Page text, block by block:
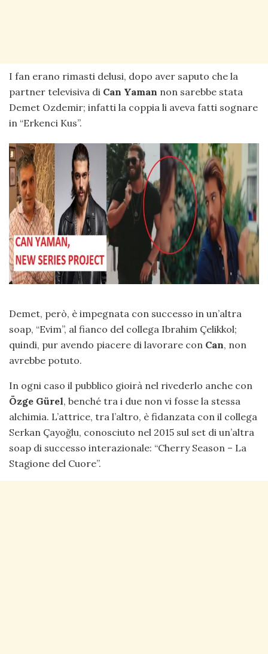
I fan erano rimasti delusi, dopo aver saputo che la
partner televisiva di Can Yaman non sarebbe stata
Demet Ozdemir; infatti la coppia li aveva fatti sognare
in “Erkenci Kus”.
Demet, però, è impegnata con successo in un’altra
soap, “Evim”, al fianco del collega Ibrahim Çelikkol;
quindi, pur avendo piacere di lavorare con Can, non
avrebbe potuto.
In ogni caso il pubblico gioirà nel rivederlo anche con
Özge Gürel, benché tra i due non vi fosse la stessa
alchimia. L’attrice, tra l’altro, è fidanzata con il collega
Serkan Çayoğlu, conosciuto nel 2015 sul set di un’altra
soap di successo interazionale: “Cherry Season – La
Stagione del Cuore”.